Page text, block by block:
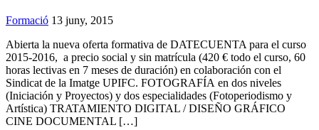
Formació 13 juny, 2015
Abierta la nueva oferta formativa de DATECUENTA para el curso
2015-2016, a precio social y sin matrícula (420 € todo el curso, 60
horas lectivas en 7 meses de duración) en colaboración con el
Sindicat de la Imatge UPIFC. FOTOGRAFÍA en dos niveles
(Iniciación y Proyectos) y dos especialidades (Fotoperiodismo y
Artística) TRATAMIENTO DIGITAL / DISEÑO GRÁFICO
CINE DOCUMENTAL […]